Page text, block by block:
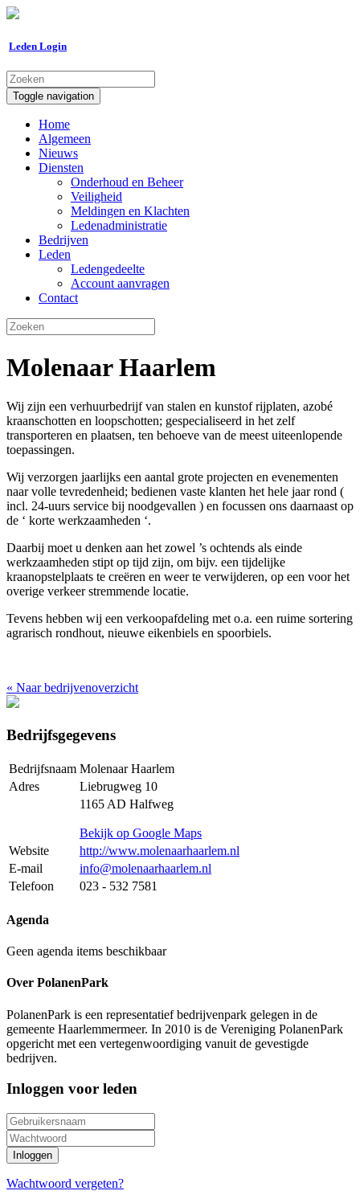
Leden Login
Toggle navigation
Home
Algemeen
Nieuws
Diensten
Onderhoud en Beheer
Veiligheid
Meldingen en Klachten
Ledenadministratie
Bedrijven
Leden
Ledengedeelte
Account aanvragen
Contact
Molenaar Haarlem
Wij zijn een verhuurbedrijf van stalen en kunstof rijplaten, azobé
kraanschotten en loopschotten; gespecialiseerd in het zelf
transporteren en plaatsen, ten behoeve van de meest uiteenlopende
toepassingen.
Wij verzorgen jaarlijks een aantal grote projecten en evenementen
naar volle tevredenheid; bedienen vaste klanten het hele jaar rond (
incl. 24-uurs service bij noodgevallen ) en focussen ons daarnaast op
de ‘ korte werkzaamheden ‘.
Daarbij moet u denken aan het zowel ’s ochtends als einde
werkzaamheden stipt op tijd zijn, om bijv. een tijdelijke
kraanopstelplaats te creëren en weer te verwijderen, op een voor het
overige verkeer stremmende locatie.
Tevens hebben wij een verkoopafdeling met o.a. een ruime sortering
agrarisch rondhout, nieuwe eikenbiels en spoorbiels.
« Naar bedrijvenoverzicht
Bedrijfsgegevens
Bedrijfsnaam Molenaar Haarlem
Adres
Liebrugweg 10
1165 AD Halfweg
Bekijk op Google Maps
Website
http://www.molenaarhaarlem.nl
E-mail
info@molenaarhaarlem.nl
Telefoon
023 - 532 7581
Agenda
Geen agenda items beschikbaar
Over PolanenPark
PolanenPark is een representatief bedrijvenpark gelegen in de
gemeente Haarlemmermeer. In 2010 is de Vereniging PolanenPark
opgericht met een vertegenwoordiging vanuit de gevestigde
bedrijven.
Inloggen voor leden
Wachtwoord vergeten?